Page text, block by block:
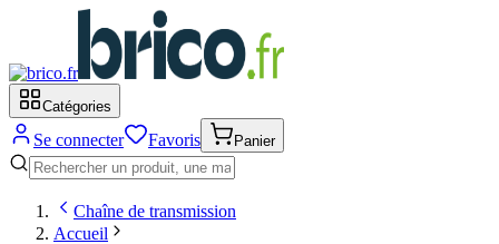
Catégories
Se connecter Favoris Panier
Chaîne de transmission
Accueil